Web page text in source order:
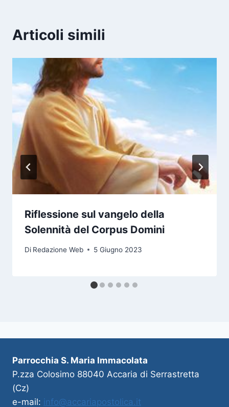
Articoli simili
Riflessione sul vangelo della
Solennità del Corpus Domini
Di Redazione Web 5 Giugno 2023
Parrocchia S. Maria Immacolata
P.zza Colosimo 88040 Accaria di Serrastretta
(Cz)
e-mail: info@accariapostolica.it